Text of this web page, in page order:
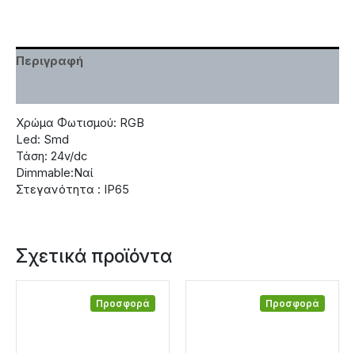
Περιγραφή
Χρώμα Φωτισμού: RGB
Led: Smd
Τάση: 24v/dc
Dimmable:Ναί
Στεγανότητα : IP65
Σχετικά προϊόντα
Προσφορά Προσφορά